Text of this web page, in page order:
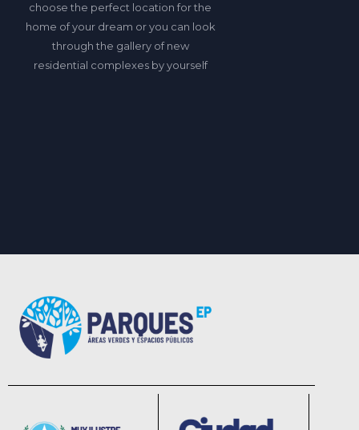
choose the perfect location for the
home of your dream or you can look
through the gallery of new
residential complexes by yourself